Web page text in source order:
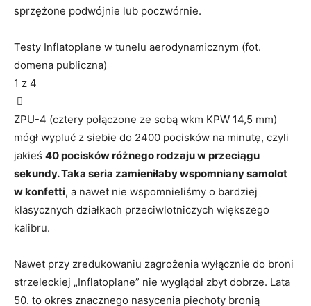
sprzężone podwójnie lub poczwórnie.
Testy Inflatoplane w tunelu aerodynamicznym (fot.
domena publiczna)
1 z 4
ZPU-4 (cztery połączone ze sobą wkm KPW 14,5 mm)
mógł wypluć z siebie do 2400 pocisków na minutę, czyli
jakieś 40 pocisków różnego rodzaju w przeciągu
sekundy. Taka seria zamieniłaby wspomniany samolot
w konfetti, a nawet nie wspomnieliśmy o bardziej
klasycznych działkach przeciwlotniczych większego
kalibru.
Nawet przy zredukowaniu zagrożenia wyłącznie do broni
strzeleckiej „Inflatoplane” nie wyglądał zbyt dobrze. Lata
50. to okres znacznego nasycenia piechoty bronią